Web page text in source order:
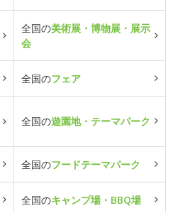
全国の美術展・博物展・展示
会
全国のフェア
全国の遊園地・テーマパーク
全国のフードテーマパーク
全国のキャンプ場・BBQ場